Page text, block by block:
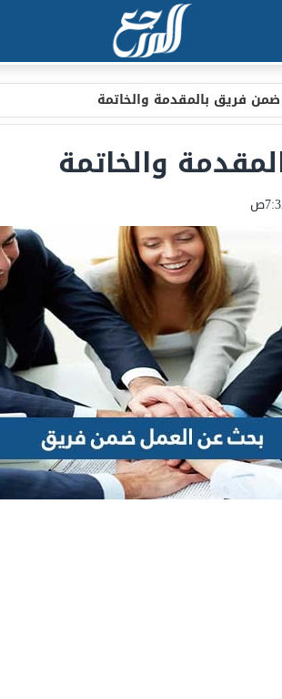
فريق بالمقدمة والخاتمة
والخاتمة